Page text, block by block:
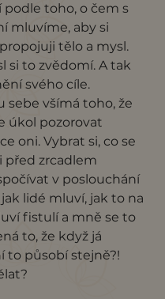
podle toho, o čem s
mluvíme, aby si
tělo a mysl.
si to zvědomí. A tak
svého cíle.
sebe všímá toho, že
úkol pozorovat
oni. Vybrat si, co se
před zrcadlem
v poslouchání
lidé mluví, jak to na
fistulí a mně se to
to, že když já
to působí stejně?!